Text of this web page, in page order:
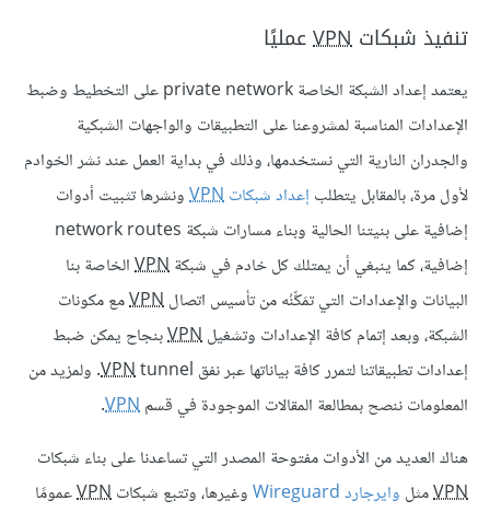
تنفيذ شبكات VPNعمليًا
يعتمد إعداد الشبكة الخاصة private network على التخطيط وضبط
الإعدادات المناسبة لمشروعنا على التطبيقات والواجهات الشبكية
والجدران النارية التي نستخدمها، وذلك في بداية العمل عند نشر الخوادم
لأول مرة، بالمقابل يتطلب إعداد شبكاتVPNونشرها تثبيت أدوات
إضافية على بنيتنا الحالية وبناء مسارات شبكة network routes
إضافية، كما ينبغي أن يمتلك كل خادم في شبكةVPNالخاصة بنا
البيانات والإعدادات التي تمَكِّنُه من تأسيس اتصالVPNمع مكونات
الشبكة، وبعد إتمام كافة الإعدادات وتشغيلVPNبنجاح يمكن ضبط
إعدادات تطبيقاتنا لتمرر كافة بياناتها عبر نفق
VPNtunnel. ولمزيد من
المعلومات ننصح بمطالعة المقالات الموجودة في قسمVPN
.
هناك العديد من الأدوات مفتوحة المصدر التي تساعدنا على بناء شبكات
VPNمثل وايرجارد Wireguard وغيرها، وتتبع شبكاتVPNعمومًا